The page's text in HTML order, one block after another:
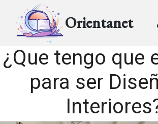
Orientanet
¿Que tengo que
para ser